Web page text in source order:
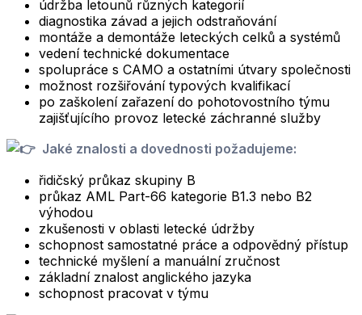
údržba letounů různých kategorií
diagnostika závad a jejich odstraňování
montáže a demontáže leteckých celků a systémů
vedení technické dokumentace
spolupráce s CAMO a ostatními útvary společnosti
možnost rozšiřování typových kvalifikací
po zaškolení zařazení do pohotovostního týmu
zajišťujícího provoz letecké záchranné služby
Jaké znalosti a dovednosti požadujeme:
řidičský průkaz skupiny B
průkaz AML Part-66 kategorie B1.3 nebo B2
výhodou
zkušenosti v oblasti letecké údržby
schopnost samostatné práce a odpovědný přístup
technické myšlení a manuální zručnost
základní znalost anglického jazyka
schopnost pracovat v týmu